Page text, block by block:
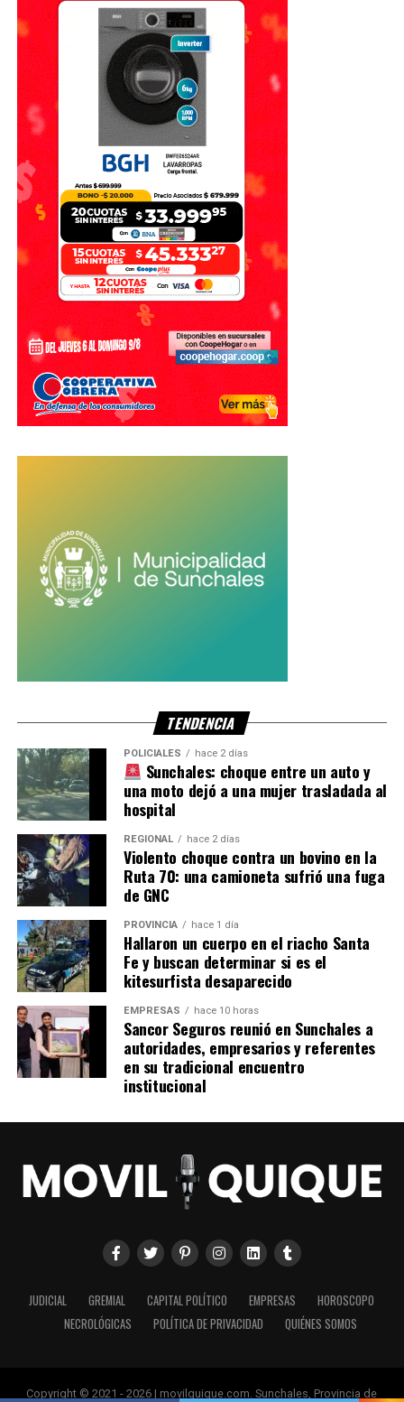
durante 2026 y reunirá competencias de distintas
disciplinas bajo los valores olímpicos de amistad, respeto
y excelencia.
El decreto establece además que la
Agencia de
Recaudación y Control Aduanero (ARCA)
realizar los controles correspondientes para garantizar
que los bienes ingresados con estos beneficios sean
utilizados exclusivamente para los fines previstos en la
organización de los Juegos.
Con información de El Litoral
TENDENCIA
POLICIALES hace 2 días
Sunchales: choque entre un auto y
una moto dejó a una mujer trasladada al
hospital
REGIONAL hace 2 días
Violento choque contra un bovino en la
Ruta 70: una camioneta sufrió una fuga
de GNC
PROVINCIA hace 1 día
Hallaron un cuerpo en el riacho Santa
Fe y buscan determinar si es el
kitesurfista desaparecido
EMPRESAS hace 10 horas
Sancor Seguros reunió en Sunchales a
autoridades, empresarios y referentes
en su tradicional encuentro
institucional
JUDICIAL GREMIAL CAPITAL POLÍTICO EMPRESAS
HOROSCOPO
NECROLÓGICAS
POLÍTICA DE PRIVACIDAD QUIÉNES SOMOS
Copyright © 2021 - 2026 | movilquique.com. Sunchales, Provincia de